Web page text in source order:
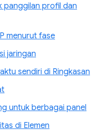
panggilan profil dan
menurut fase
jaringan
sendiri di Ringkasan
untuk berbagai panel
di Elemen